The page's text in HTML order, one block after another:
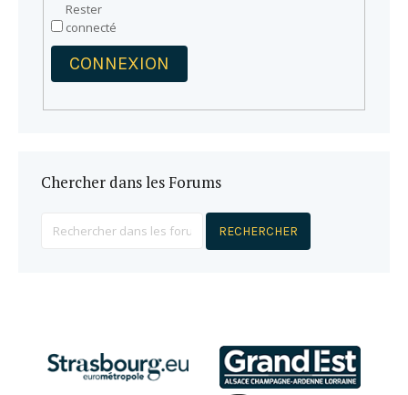
Rester
connecté
CONNEXION
Chercher dans les Forums